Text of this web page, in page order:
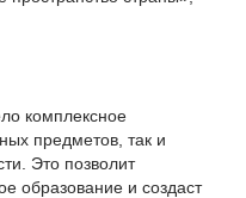
комплексное
предметов, так и
Это позволит
образование и создаст